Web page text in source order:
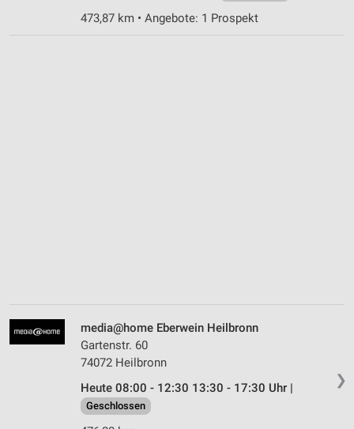
473,87 km • Angebote: 1 Prospekt
❯
media@home Eberwein Heilbronn
Gartenstr. 60
74072 Heilbronn
Heute 08:00 - 12:30 13:30 - 17:30 Uhr |
Geschlossen